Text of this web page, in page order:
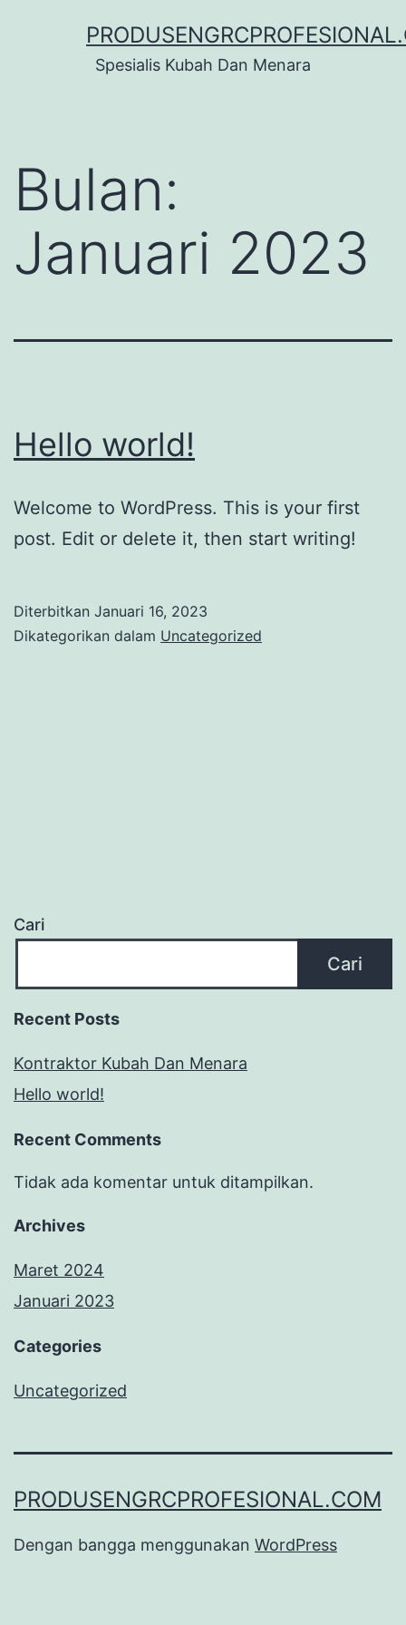
Spesialis Kubah Dan Menara
Bulan:
Januari 2023
Hello world!
Welcome to WordPress. This is your first
post. Edit or delete it, then start writing!
Diterbitkan Januari 16, 2023
Dikategorikan dalam Uncategorized
Cari
Cari
Recent Posts
Kontraktor Kubah Dan Menara
Hello world!
Recent Comments
Tidak ada komentar untuk ditampilkan.
Archives
Maret 2024
Januari 2023
Categories
Uncategorized
PRODUSENGRCPROFESIONAL.COM
Dengan bangga menggunakan WordPress